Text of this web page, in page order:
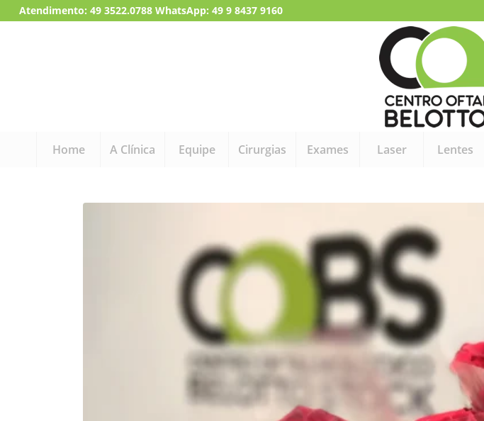
Atendimento: 49 3522.0788 WhatsApp: 49 9 8437 9160
Home A Clínica Equipe Cirurgias Exames Laser Lentes